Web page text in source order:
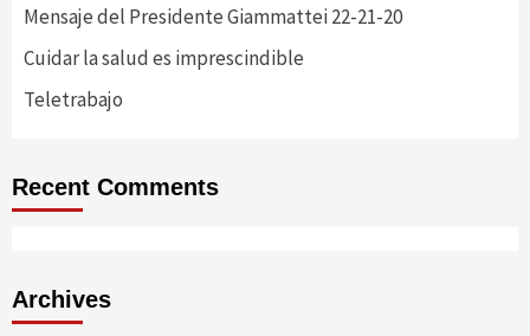
Mensaje del Presidente Giammattei 22-21-20
Cuidar la salud es imprescindible
Teletrabajo
Recent Comments
Archives